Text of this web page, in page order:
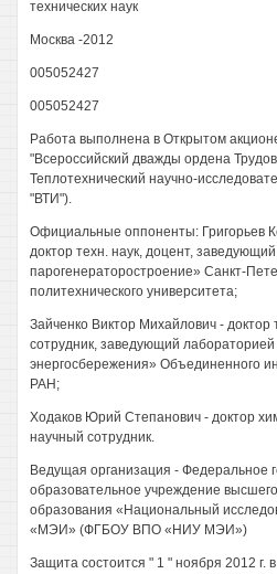
технических наук
Москва -2012
005052427
005052427
Работа выполнена в Открытом
"Всероссийский дважды ордена
Теплотехнический научно-
"ВТИ").
Официальные оппоненты: Григорьев
доктор техн. наук, доцент,
парогенераторостроение» Санкт-
политехнического университета;
Зайченко Виктор Михайлович - доктор
сотрудник, заведующий
энергосбережения» Объединенного
РАН;
Ходаков Юрий Степанович - доктор
научный сотрудник.
Ведущая организация - Федеральное
образовательное учреждение
образования «Национальный
«МЭИ» (ФГБОУ ВПО «НИУ МЭИ»)
Защита состоится " 1 " ноября 2012 г.